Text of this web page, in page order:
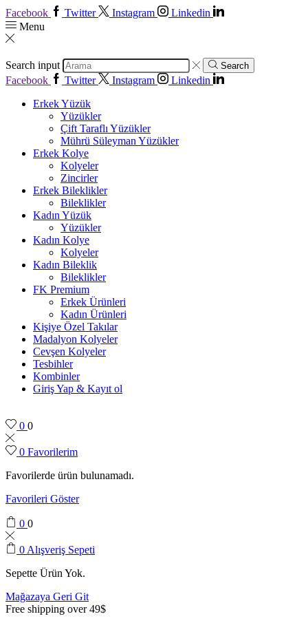
Facebook Twitter Instagram
Linkedin
Menu
Search input Search
Facebook Twitter Instagram
Linkedin
Erkek Yüzük
Yüzükler
Çift Taraflı Yüzükler
Mührü Süleyman Yüzükler
Erkek Kolye
Kolyeler
Zincirler
Erkek Bileklikler
Bileklikler
Kadın Yüzük
Yüzükler
Kadın Kolye
Kolyeler
Kadın Bileklik
Bileklikler
FK Premium
Erkek Ürünleri
Kadın Ürünleri
Kişiye Özel Takılar
Madalyon Kolyeler
Cevşen Kolyeler
Tesbihler
Kombinler
Giriş Yap & Kayıt ol
0 0
0 Favorilerim
Favorilerde ürün bulunamadı.
Favorileri Göster
0 0
0 Alışveriş Sepeti
Sepette Ürün Yok.
Mağazaya Geri Git
Free shipping over 49$